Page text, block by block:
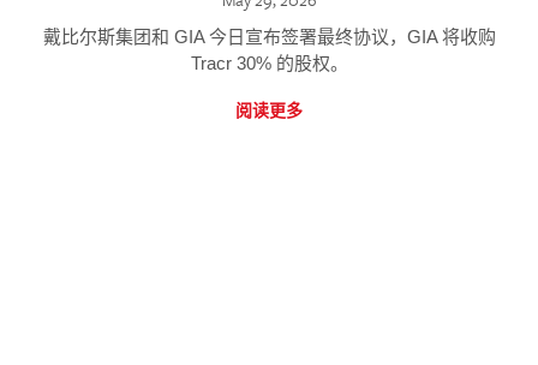
戴比尔斯集团和 GIA 今日宣布签署最终协议，GIA 将收购
Tracr 30% 的股权。
阅读更多